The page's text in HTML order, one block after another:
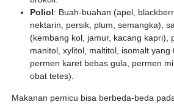
Poliol: Buah-buahan (apel,
nektarin, persik, plum, semangka),
(kembang kol, jamur, kacang kapri),
manitol, xylitol, maltitol, isomalt yang
permen karet bebas gula, permen
obat tetes).
Makanan pemicu bisa berbeda-beda